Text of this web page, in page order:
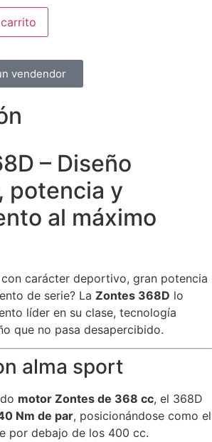
vendendor
– Diseño
potencia y
al máximo
con carácter deportivo, gran potencia
de serie? La Zontes 368D lo
líder en su clase, tecnología
que no pasa desapercibido.
alma sport
motor Zontes de 368 cc, el 368D
Nm de par, posicionándose como el
por debajo de los 400 cc.